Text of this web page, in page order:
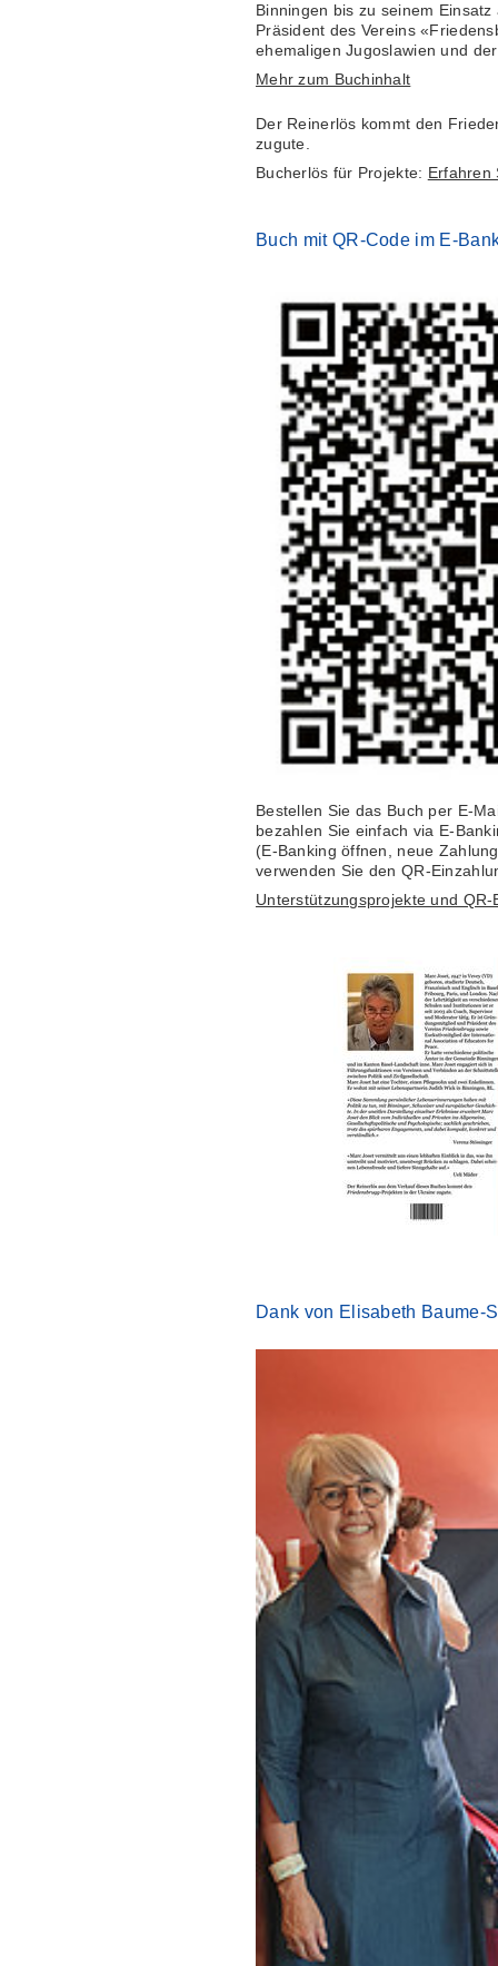
Binningen bis zu seinem
Präsident des Vereins
ehemaligen Jugoslawien und
Mehr zum Buchinhalt
Der Reinerlös kommt den
zugute.
Bucherlös für Projekte: Erfahren
Buch mit QR-Code im E-
Bestellen Sie das Buch per E-
bezahlen Sie einfach via E-
(E-Banking öffnen, neue
verwenden Sie den QR-
Unterstützungsprojekte und
Dank von Elisabeth Baume-